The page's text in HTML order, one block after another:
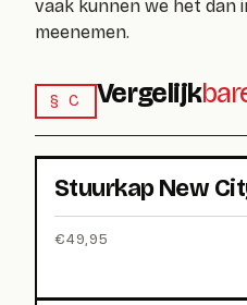
vaak kunnen we het dan
meenemen.
§ C Vergelijk
Stuurkap New
€49,95